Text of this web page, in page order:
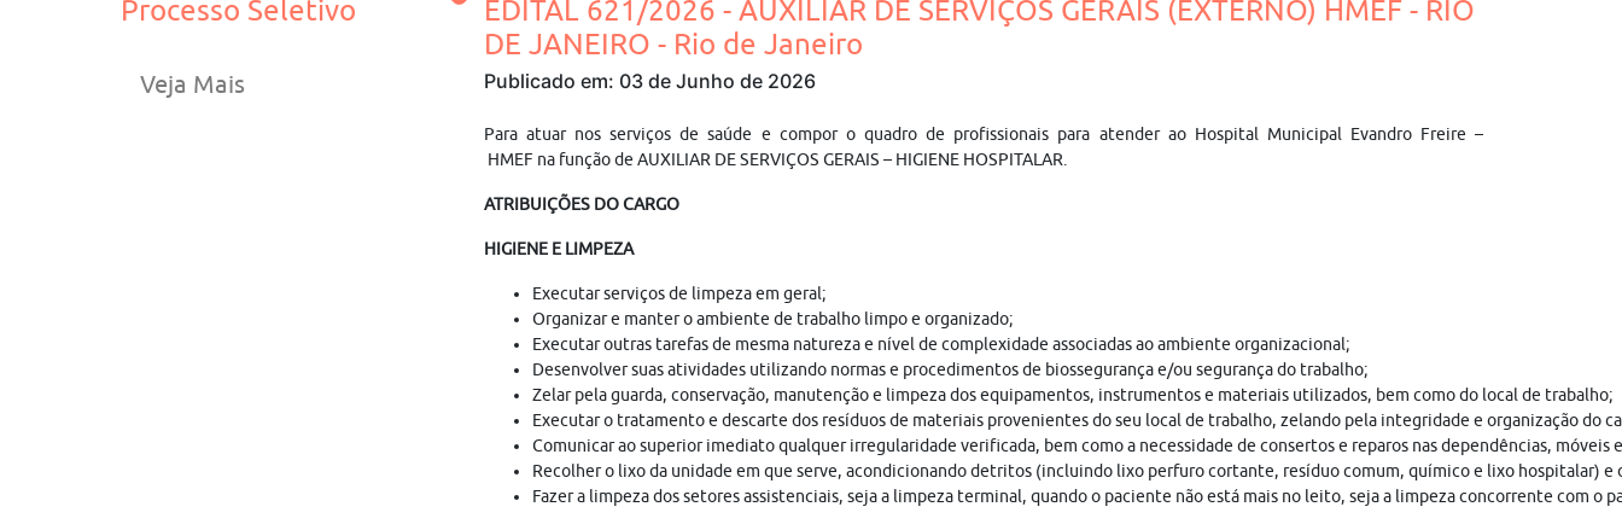
Processo Seletivo
Veja Mais
EDITAL 621/2026 - AUXILIAR DE SERVIÇOS GERAIS (EXTERNO) HMEF - RIO
DE JANEIRO - Rio de Janeiro
Publicado em: 03 de Junho de 2026
Para atuar nos serviços de saúde e compor o quadro de profissionais para atender ao Hospital Municipal Evandro Freire –
HMEF na função de AUXILIAR DE SERVIÇOS GERAIS – HIGIENE HOSPITALAR.
ATRIBUIÇÕES DO CARGO
HIGIENE E LIMPEZA
Executar serviços de limpeza em geral;
Organizar e manter o ambiente de trabalho limpo e organizado;
Executar outras tarefas de mesma natureza e nível de complexidade associadas ao ambiente organizacional;
Desenvolver suas atividades utilizando normas e procedimentos de biossegurança e/ou segurança do trabalho;
Zelar pela guarda, conservação, manutenção e limpeza dos equipamentos, instrumentos e materiais utilizados, bem como do local de trabalho;
Executar o tratamento e descarte dos resíduos de materiais provenientes do seu local de trabalho, zelando pela integridade e organização do
Comunicar ao superior imediato qualquer irregularidade verificada, bem como a necessidade de consertos e reparos nas dependências,
Recolher o lixo da unidade em que serve, acondicionando detritos (incluindo lixo perfuro cortante, resíduo comum, químico e lixo hospitalar) e
Fazer a limpeza dos setores assistenciais, seja a limpeza terminal, quando o paciente não está mais no leito, seja a limpeza concorrente com